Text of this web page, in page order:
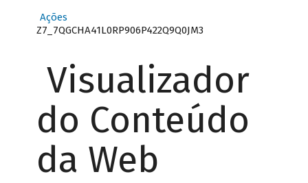
Ações
Z7_7QGCHA41L0RP906P422Q9Q0JM3
Visualizador
do Conteúdo
da Web